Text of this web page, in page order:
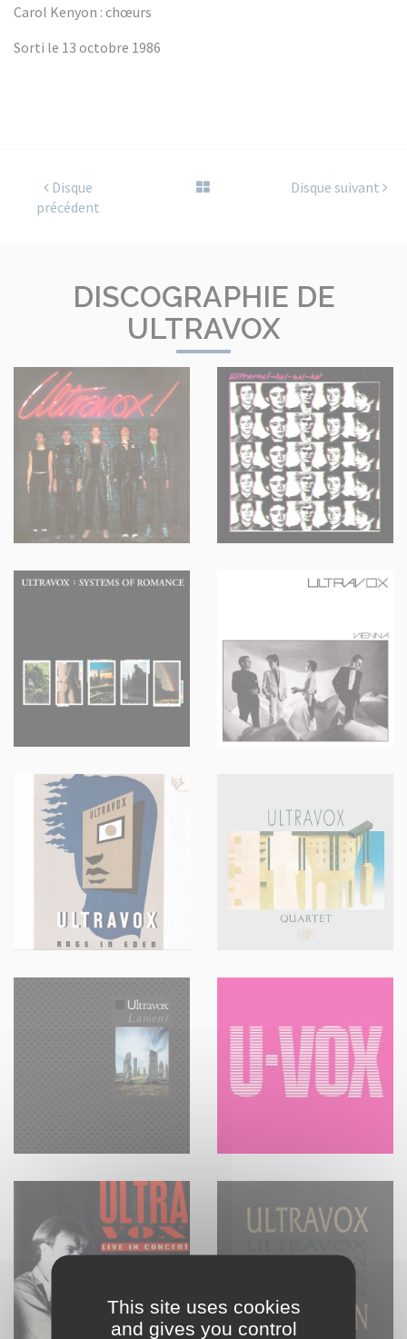
Carol Kenyon : chœurs
Sorti le 13 octobre 1986
Disque
précédent
Disque suivant
DISCOGRAPHIE DE
ULTRAVOX
This site uses cookies
and gives you control